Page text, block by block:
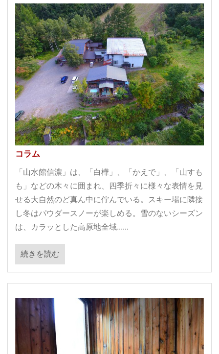
コラム
「山水館信濃」は、「白樺」、「かえで」、「山すも
も」などの木々に囲まれ、四季折々に様々な表情を見
せる大自然のど真ん中に佇んでいる。スキー場に隣接
し冬はパウダースノーが楽しめる。雪のないシーズン
は、カラッとした高原地全域......
続きを読む